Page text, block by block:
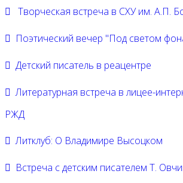
Творческая встреча в СХУ им. А.П.
Поэтический вечер "Под светом
Детский писатель в реацентре
Литературная встреча в лицее-
РЖД
Литклуб: О Владимире Высоцком
Встреча с детским писателем Т.